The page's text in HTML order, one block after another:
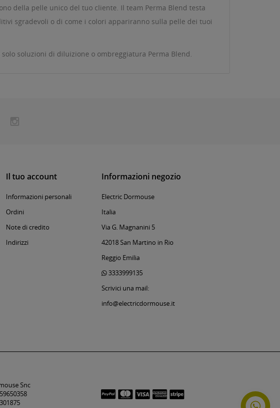
della pelle unico del tuo cliente. Il team Perma Blend testa
sgradevoli o di come i colori appariranno sulla pelle dei tuoi
soluzioni di diluizione o ombreggiatura Perma Blend.
Il tuo account
Informazioni personali
Ordini
Note di credito
Indirizzi
Informazioni negozio
Electric Dormouse
Italia
Via G. Magnanini 5
42018 San Martino in Rio
Reggio Emilia
3333999135
Scrivici una mail:
info@electricdormouse.it
Snc